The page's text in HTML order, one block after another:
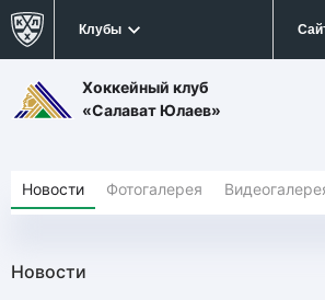
Клубы
Хоккейный клуб
«Салават Юлаев»
Новости Фотогалерея
Новости